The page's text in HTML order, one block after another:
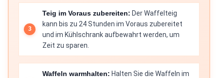
Teig im Voraus zubereiten: Der Waffelteig
kann bis zu 24 Stunden im Voraus zubereitet
und im Kühlschrank aufbewahrt werden, um
Zeit zu sparen.
Waffeln warmhalten: Halten Sie die Waffeln im